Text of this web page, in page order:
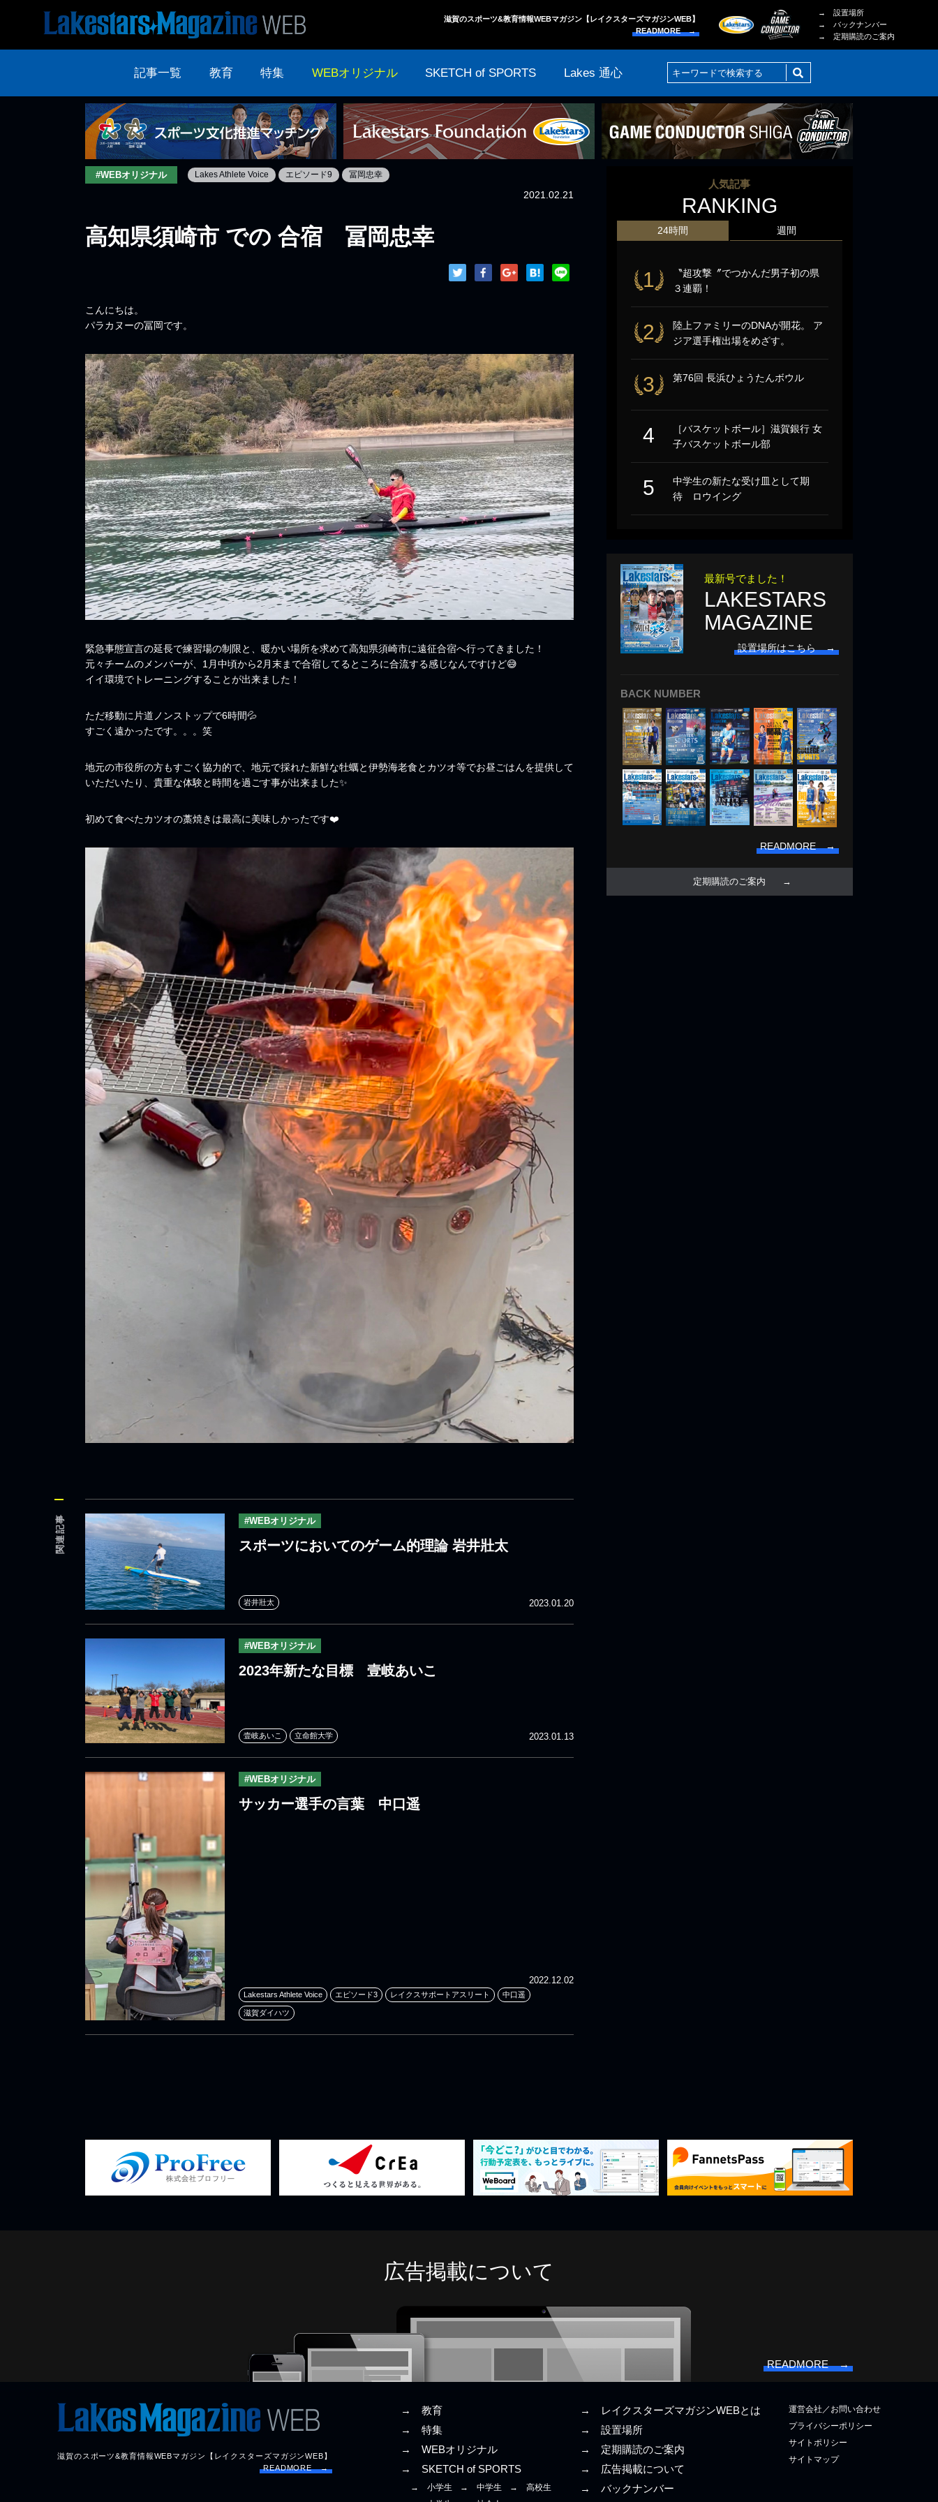
滋賀のスポーツ&教育情報WEBマガジン【レイクスターズマガジンWEB】
READMORE →
→ 設置場所
→ バックナンバー
→ 定期購読のご案内
記事一覧 教育 特集 WEBオリジナル SKETCH of SPORTS Lakes 通心
#WEBオリジナル Lakes Athlete Voice エピソード9 冨岡忠幸
2021.02.21
高知県須崎市 での 合宿 冨岡忠幸
こんにちは。
パラカヌーの冨岡です。
緊急事態宣言の延長で練習場の制限と、暖かい場所を求めて高知県須崎市に遠征合宿へ行ってきました！
元々チームのメンバーが、1月中頃から2月末まで合宿してるところに合流する感じなんですけど😅
イイ環境でトレーニングすることが出来ました！
ただ移動に片道ノンストップで6時間💦
すごく遠かったです。。。笑
地元の市役所の方もすごく協力的で、地元で採れた新鮮な牡蠣と伊勢海老食とカツオ等でお昼ごはんを提供して
いただいたり、貴重な体験と時間を過ごす事が出来ました✨
初めて食べたカツオの藁焼きは最高に美味しかったです❤️
関連記事 #WEBオリジナル
スポーツにおいてのゲーム的理論 岩井壯太
2023.01.20
岩井壯太
#WEBオリジナル
2023年新たな目標 壹岐あいこ
2023.01.13
壹岐あいこ 立命館大学
#WEBオリジナル
サッカー選手の言葉 中口遥
2022.12.02
Lakestars Athlete Voice エピソード3 レイクスサポートアスリート 中口遥
滋賀ダイハツ
人気記事
RANKING
24時間
1
〝超攻撃〞でつかんだ男子初の県
３連覇！
2
陸上ファミリーのDNAが開花。 ア
ジア選手権出場をめざす。
3 第76回 長浜ひょうたんボウル
4
［バスケットボール］滋賀銀行 女
子バスケットボール部
5
中学生の新たな受け皿として期
待 ロウイング
週間
最新号でました！
LAKESTARS
MAGAZINE
設置場所はこちら →
BACK NUMBER
READMORE →
定期購読のご案内
広告掲載について
READMORE →
滋賀のスポーツ&教育情報WEBマガジン【レイクスターズマガジンWEB】
READMORE →
→ 教育
→ 特集
→ WEBオリジナル
→ SKETCH of SPORTS
→ 小学生 → 中学生
→ 高校生
→ レイクスターズマガジンWEBとは
→ 設置場所
→ 定期購読のご案内
→ 広告掲載について
→ バックナンバー
運営会社／お問い合わせ
プライバシーポリシー
サイトポリシー
サイトマップ